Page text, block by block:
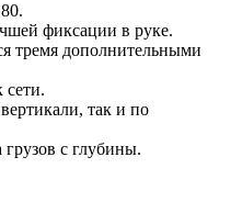
фиксации в руке.
тремя дополнительными
сети.
так и по
грузов с глубины.